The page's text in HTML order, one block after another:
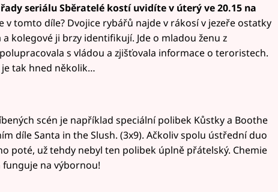
seriálu Sběratelé kostí uvidíte v úterý ve 20.15 na
v tomto díle? Dvojice rybářů najde v rákosí v jezeře ostatky
kolegové ji brzy identifikují. Jde o mladou ženu z
s vládou a zjišťovala informace o teroristech.
tak hned několik…
scén je například speciální polibek Kůstky a Boothe
díle Santa in the Slush. (3x9). Ačkoliv spolu ústřední duo
poté, už tehdy nebyl ten polibek úplně přátelský. Chemie
funguje na výbornou!